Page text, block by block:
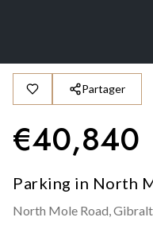
Partager
€40,840
Parking in North
North Mole Road,